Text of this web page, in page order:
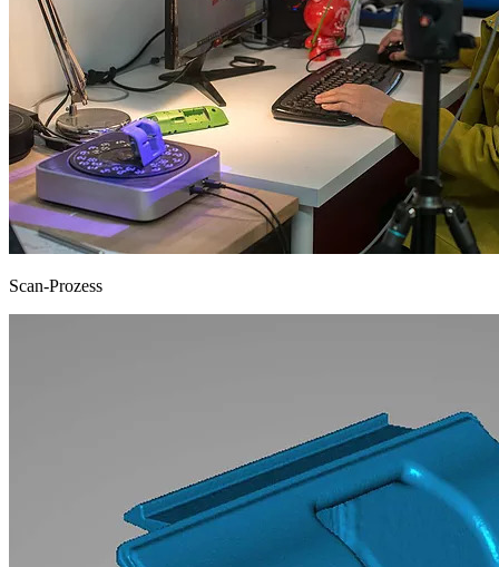
Scan-Prozess